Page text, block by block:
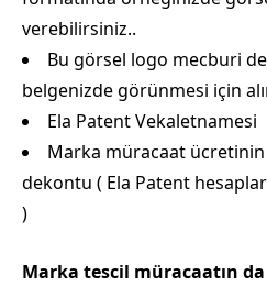
verebilirsiniz..
Bu görsel logo mecburi
belgenizde görünmesi için
Ela Patent Vekaletnamesi
Marka müracaat ücretinin
dekontu ( Ela Patent
)
Marka tescil müracaatın